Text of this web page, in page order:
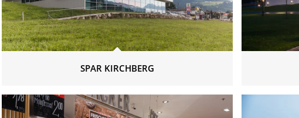
SPAR KIRCHBERG